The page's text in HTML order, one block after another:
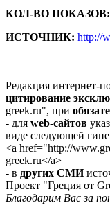
КОЛ-ВО ПОКАЗОВ:
ИСТОЧНИК: http://
Редакция интернет-
цитирование
greek.ru", при
- для web-сайтов
виде следующей
<a href="http://
greek.ru</a>
- в других СМИ
Проект "Греция от
Благодарим Вас за